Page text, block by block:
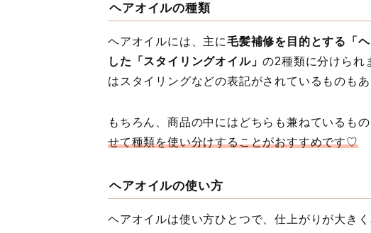
ヘアオイルの種類
ヘアオイルには、主に毛髪補修を目的とする「ヘ
した「スタイリングオイル」の2種類に分けられ
はスタイリングなどの表記がされているものも
もちろん、商品の中にはどちらも兼ねているも
せて種類を使い分けすることがおすすめです♡
ヘアオイルの使い方
ヘアオイルは使い方ひとつで、仕上がりが大きく